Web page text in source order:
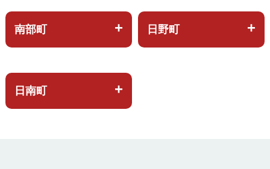
南部町 日野町
日南町